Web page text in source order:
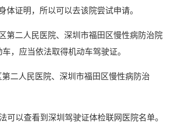
证明，所以可以去该院尝试申请。
第二人民医院、深圳市福田区慢性病防治院
，应当依法取得机动车驾驶证。
二人民医院、深圳市福田区慢性病防治
可以查看到深圳驾驶证体检联网医院名单。